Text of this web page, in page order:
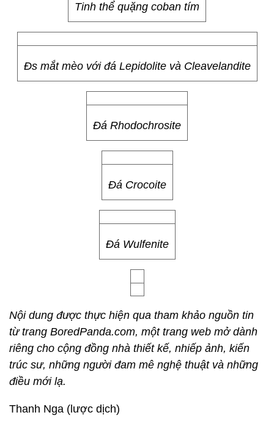
Tinh thể quặng coban tím
Đs mắt mèo với đá Lepidolite và Cleavelandite
Đá Rhodochrosite
Đá Crocoite
Đá Wulfenite
Nội dung được thực hiện qua tham khảo nguồn tin
từ trang BoredPanda.com, một trang web mở dành
riêng cho cộng đồng nhà thiết kế, nhiếp ảnh, kiến
trúc sư, những người đam mê nghệ thuật và những
điều mới lạ.
Thanh Nga (lược dịch)